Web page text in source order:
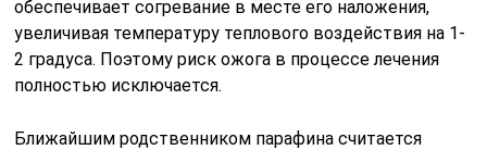
обеспечивает согревание в месте его наложения,
увеличивая температуру теплового воздействия на 1-
2 градуса. Поэтому риск ожога в процессе лечения
полностью исключается.
Ближайшим родственником парафина считается